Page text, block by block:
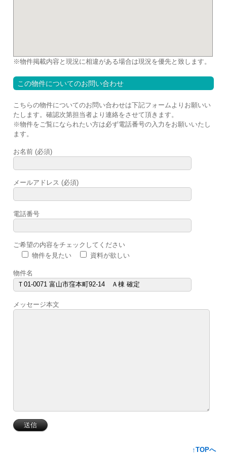
※物件掲載内容と現況に相違がある場合は現況を優先と致します。
この物件についてのお問い合わせ
こちらの物件についてのお問い合わせは下記フォームよりお願いい
たします。確認次第担当者より連絡をさせて頂きます。
※物件をご覧になられたい方は必ず電話番号の入力をお願いいたし
ます。
お名前 (必須)
メールアドレス (必須)
電話番号
ご希望の内容をチェックしてください
物件を見たい
資料が欲しい
物件名
メッセージ本文
↑TOPへ